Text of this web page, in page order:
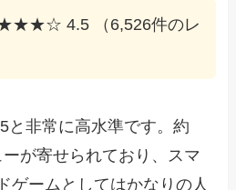
4.5 （6,526件のレ
非常に高水準です。約
が寄せられており、スマ
ゲームとしてはかなりの人